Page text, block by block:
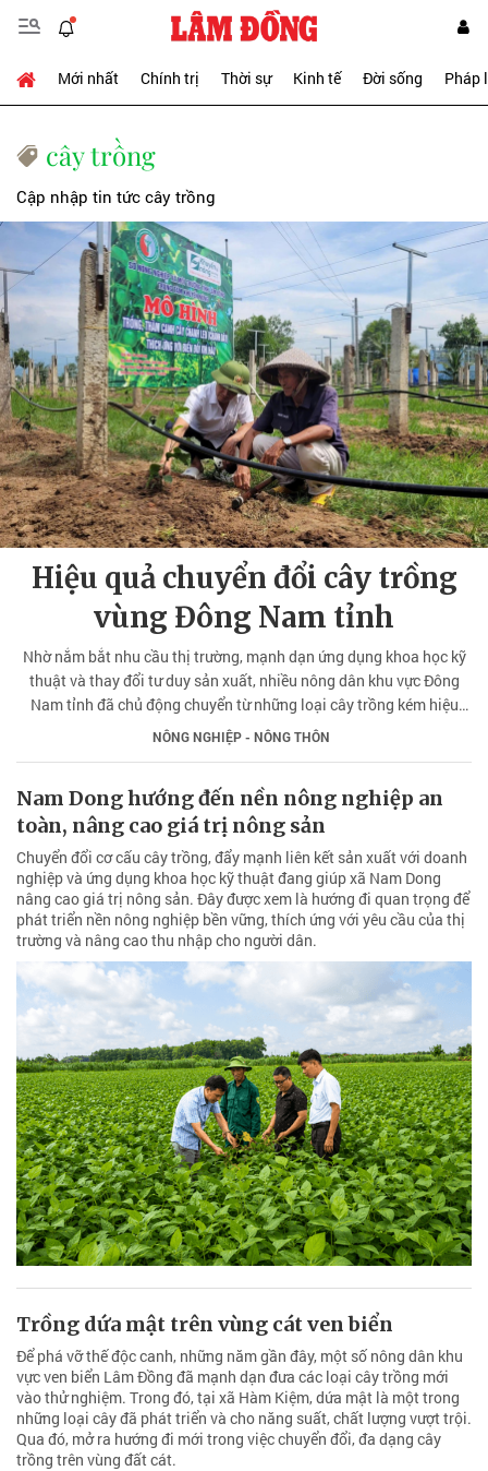
Mới nhất Chính trị Thời sự Kinh tế Đời sống Pháp
cây trồng
Cập nhập tin tức cây trồng
Hiệu quả chuyển đổi cây trồng
vùng Đông Nam tỉnh
Nhờ nắm bắt nhu cầu thị trường, mạnh dạn ứng dụng khoa học kỹ
thuật và thay đổi tư duy sản xuất, nhiều nông dân khu vực Đông
Nam tỉnh đã chủ động chuyển từ những loại cây trồng kém hiệu
quả sang cây có giá trị kinh tế cao hơn. Những mô hình mới không
chỉ nâng cao thu nhập mà còn mở ra hướng phát triển nông nghiệp
NÔNG NGHIỆP - NÔNG THÔN
Nam Dong hướng đến nền nông nghiệp an
toàn, nâng cao giá trị nông sản
Chuyển đổi cơ cấu cây trồng, đẩy mạnh liên kết sản xuất với doanh
nghiệp và ứng dụng khoa học kỹ thuật đang giúp xã Nam Dong
nâng cao giá trị nông sản. Đây được xem là hướng đi quan trọng để
phát triển nền nông nghiệp bền vững, thích ứng với yêu cầu của thị
trường và nâng cao thu nhập cho người dân.
Trồng dứa mật trên vùng cát ven biển
Để phá vỡ thế độc canh, những năm gần đây, một số nông dân khu
vực ven biển Lâm Đồng đã mạnh dạn đưa các loại cây trồng mới
vào thử nghiệm. Trong đó, tại xã Hàm Kiệm, dứa mật là một trong
những loại cây đã phát triển và cho năng suất, chất lượng vượt trội.
Qua đó, mở ra hướng đi mới trong việc chuyển đổi, đa dạng cây
trồng trên vùng đất cát.